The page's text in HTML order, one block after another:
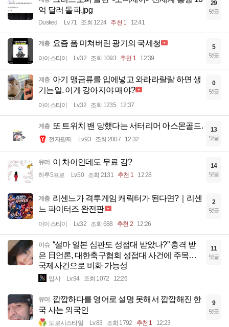
억 달러 돌파.jpg
Dusked Lv.71 조회 1224 추천 1 12:41
29
댓글
계층 요즘 폼 미쳐버린 광기의 국세청
아이스티이 Lv.32 조회 1093 추천 1 12:39
5
댓글
계층 아기 맹금류를 입에넣고 와라라랄랄 하면 생
기는일. 이게 강아지야 매야?
아이스티이 Lv.32 조회 1235 12:37
0
댓글
계층 또 트위치 밴 당했다는 서터리머 아스몬골드.
전자팔찌 Lv.93 조회 2007 12:32
13
댓글
유머 이 차이인데도 무료 감?
하루5프로 Lv.50 조회 2131 추천 1 12:28
14
댓글
계층 리센느가 격투게임 캐릭터가 된다면?｜리센
느 파이터즈 완전판
아이스티이 Lv.32 조회 688 추천 2 12:26
2
댓글
이슈 “설마 일본 심판도 성접대 받았나?” 충격 받
은 日언론, 대한축구협회 성접대 사건에 주목…
국제사건으로 비화 가능성
입사 Lv.94 조회 1072 12:26
11
댓글
유머 깝깝하다를 영어로 설명 못해서 깝깝해진 한
국 사는 외국인
도로시스타일 Lv.83 조회 1792 추천 1 12:23
9
댓글